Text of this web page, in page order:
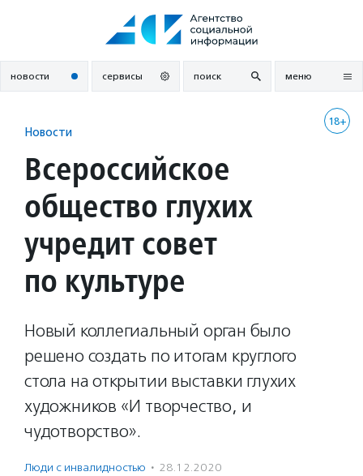
новости сервисы поиск меню
18+
Новости
Всероссийское
общество глухих
учредит совет
по культуре
Новый коллегиальный орган было
решено создать по итогам круглого
стола на открытии выставки глухих
художников «И творчество, и
чудотворство».
Люди с инвалидностью · 28.12.2020